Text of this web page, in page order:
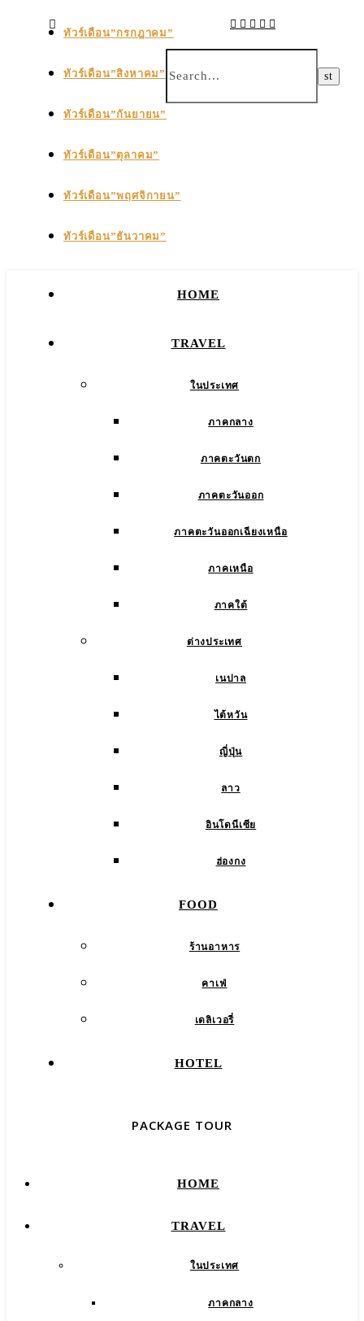
ทัวร์เดือน”กรกฎาคม”
ทัวร์เดือน”สิงหาคม”
ทัวร์เดือน”กันยายน”
ทัวร์เดือน”ตุลาคม”
ทัวร์เดือน”พฤศจิกายน”
ทัวร์เดือน”ธันวาคม”
HOME
TRAVEL
ในประเทศ
ภาคกลาง
ภาคตะวันตก
ภาคตะวันออก
ภาคตะวันออกเฉียงเหนือ
ภาคเหนือ
ภาคใต้
ต่างประเทศ
เนปาล
ไต้หวัน
ญี่ปุ่น
ลาว
อินโดนีเซีย
ฮ่องกง
FOOD
ร้านอาหาร
คาเฟ่
เดลิเวอรี่
HOTEL
PACKAGE TOUR
HOME
TRAVEL
ในประเทศ
ภาคกลาง